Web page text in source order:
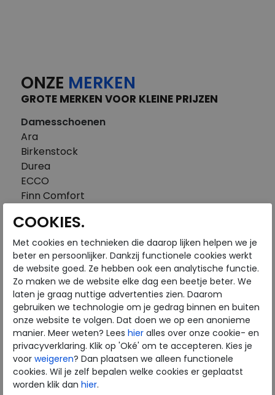
ONZE MERKEN
GROTE MERKEN VOOR KLEINE PRIJZEN
Damesschoenen
Ara
Birkenstock
Durea
ECCO
Finn Comfort
Gabor
Piedi Nudi
Pikolinos
Solidus
Think
Waldlaufer
Westland
Wolky
Herenschoenen
Australian
Birkenstock
Clarks
COOKIES.
Met cookies en technieken die daarop lijken helpen we je
beter en persoonlijker. Dankzij functionele cookies werkt
de website goed. Ze hebben ook een analytische functie.
Zo maken we de website elke dag een beetje beter. We
laten je graag nuttige advertenties zien. Daarom
gebruiken we technologie om je gedrag binnen en buiten
onze website te volgen. Dat doen we op een anonieme
manier. Meer weten? Lees hier alles over onze cookie- en
privacyverklaring. Klik op 'Oké' om te accepteren. Kies je
voor weigeren? Dan plaatsen we alleen functionele
cookies. Wil je zelf bepalen welke cookies er geplaatst
worden klik dan hier.